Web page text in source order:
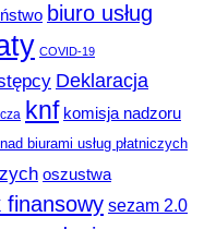
biuro usług
COVID-19
Deklaracja
knf komisja nadzoru
biurami usług płatniczych
oszustwa
finansowy sezam 2.0